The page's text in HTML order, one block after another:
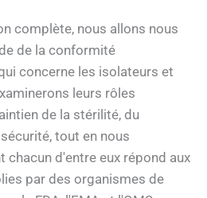
complète, nous allons nous
de la conformité
concerne les isolateurs et
leurs rôles
de la stérilité, du
tout en nous
chacun d'entre eux répond aux
par des organismes de